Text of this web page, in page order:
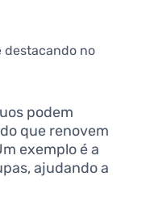
destacando no
podem
que renovem
exemplo é a
ajudando a